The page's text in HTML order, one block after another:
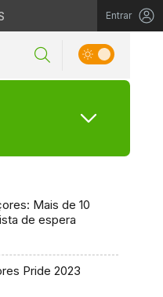
Entrar
Mais de 10
de espera
Pride 2023